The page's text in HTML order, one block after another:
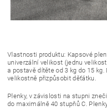
Vlastnosti produktu: Kapsové
univerzální velikost (jednu
a postavě dítěte od 3 kg do 15
velikostně přizpůsobit děťátku.
Plenky, v závislosti na stupni
do maximálně 40 stupňů C.